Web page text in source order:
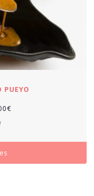
PUEYO
€